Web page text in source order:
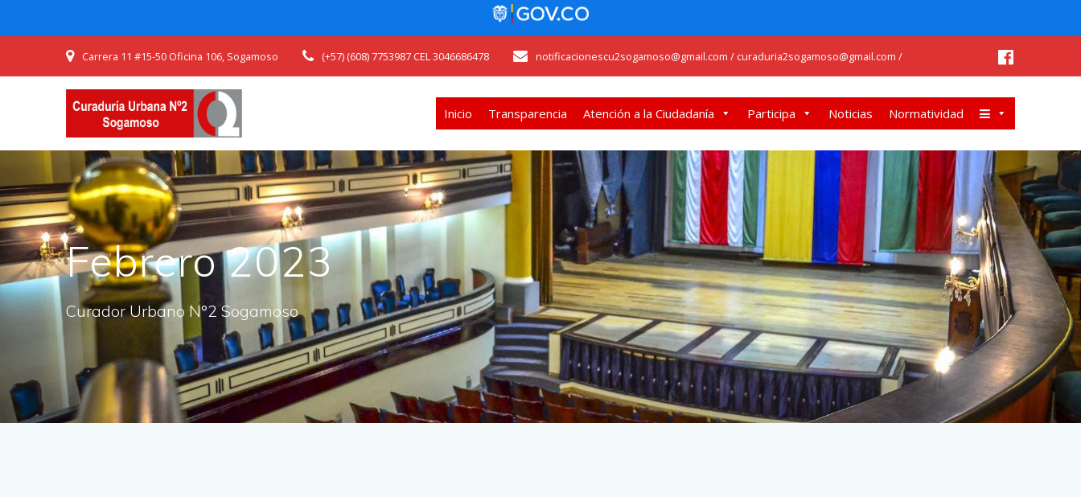
Carrera 11 #15-50 Oficina 106, Sogamoso (+57) (608) 7753987 CEL 3046686478 notificacionescu2sogamoso@gmail.com / curaduria2sogamoso@gmail.com /
Inicio Transparencia Atención a la Ciudadanía Participa Noticias Normatividad
Febrero 2023
Curador Urbano N°2 Sogamoso